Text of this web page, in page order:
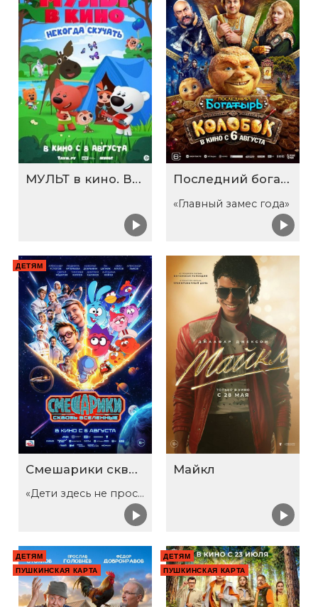
МУЛЬТ в кино. Выпуск №198. Некогда скучать Последний богатырь. Колобок
«Главный замес года»
ДЕТЯМ
Смешарики сквозь вселенные
«Дети здесь не просто так»
Майкл
ДЕТЯМ
ПУШКИНСКАЯ КАРТА
ДЕТЯМ
ПУШКИНСКАЯ КАРТА